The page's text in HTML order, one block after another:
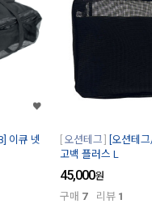
이큐 넷
오션테그
[오션테
고백 플러스 L
45,000원
구매 7 리뷰 1